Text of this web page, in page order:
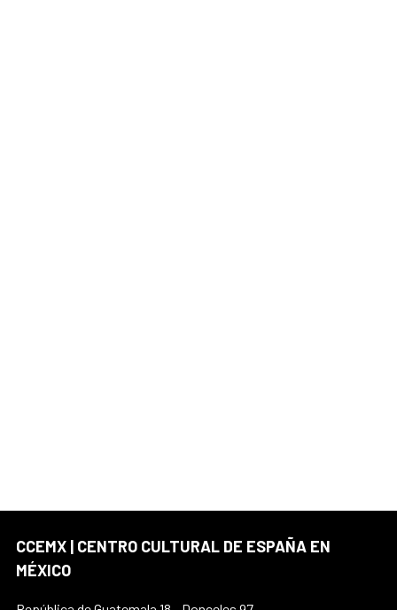
CCEMX | CENTRO CULTURAL DE ESPAÑA EN
MÉXICO